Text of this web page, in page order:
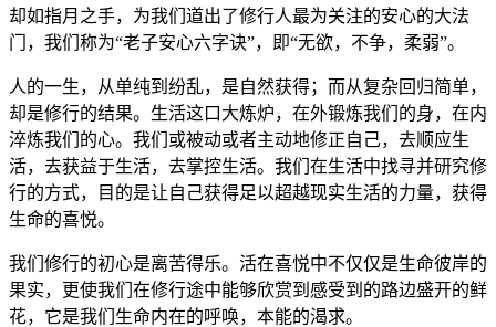
却如指月之手，为我们道出了修行人最为关注的安心的大法
门，我们称为“老子安心六字诀”，即“无欲，不争，柔弱”。
人的一生，从单纯到纷乱，是自然获得；而从复杂回归简单，
却是修行的结果。生活这口大炼炉，在外锻炼我们的身，在内
淬炼我们的心。我们或被动或者主动地修正自己，去顺应生
活，去获益于生活，去掌控生活。我们在生活中找寻并研究修
行的方式，目的是让自己获得足以超越现实生活的力量，获得
生命的喜悦。
我们修行的初心是离苦得乐。活在喜悦中不仅仅是生命彼岸的
果实，更使我们在修行途中能够欣赏到感受到的路边盛开的鲜
花，它是我们生命内在的呼唤，本能的渴求。